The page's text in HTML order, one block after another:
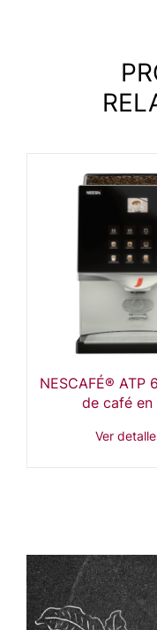
NESCAFÉ® ATP
de café en
Ver